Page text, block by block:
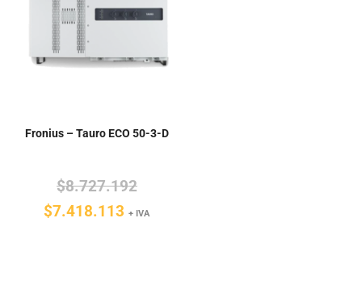
Fronius – Tauro ECO 50-3-D
$8.727.192El
precio
$7.418.113 El
+ IVA